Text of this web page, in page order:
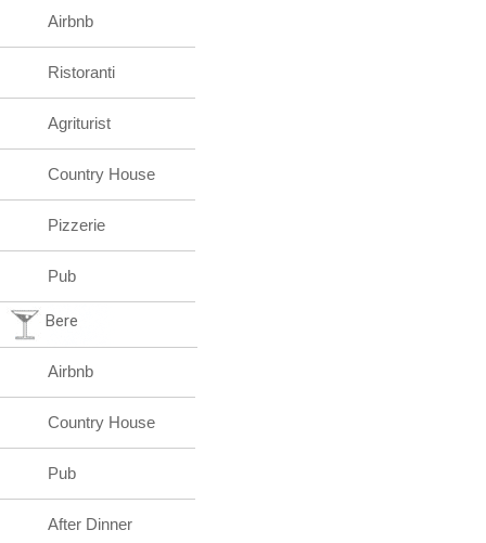
Airbnb
Ristoranti
Agriturist
Country House
Pizzerie
Pub
Bere
Airbnb
Country House
Pub
After Dinner